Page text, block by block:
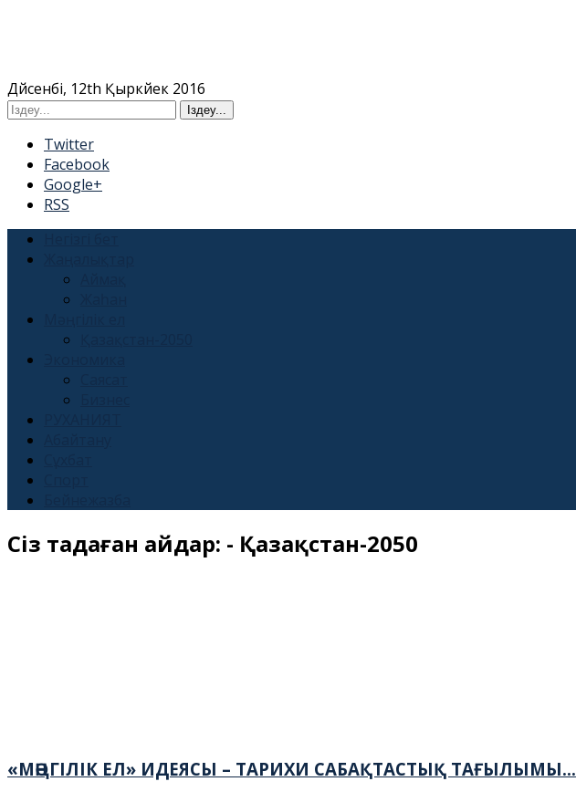
Дүйсенбі, 12th Қыркүйек 2016
Twitter
Facebook
Google+
RSS
Сіз таңдаған айдар: - Қазақстан-2050
«МӘҢГІЛІК ЕЛ» ИДЕЯСЫ – ТАРИХИ САБАҚТАСТЫҚ ТАҒЫЛЫМЫ...